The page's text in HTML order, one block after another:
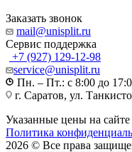
Заказать звонок
mail@unisplit.ru
Cервис поддержка
+7 (927) 129-12-98
service@unisplit.ru
Пн. – Пт.: с 8:00 до
г. Саратов, ул.
Указанные цены на
Политика
2026 © Все права